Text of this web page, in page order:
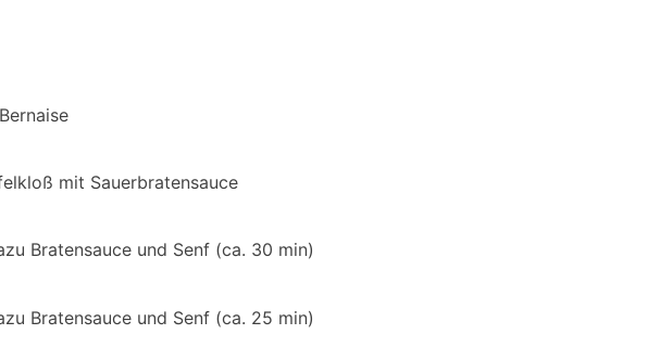
mit Sauerbratensauce
Bratensauce und Senf (ca. 30 min)
Bratensauce und Senf (ca. 25 min)